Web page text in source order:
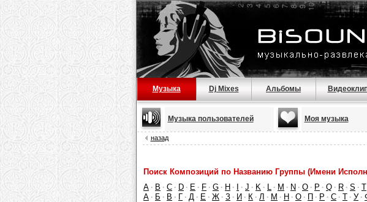
Музыка Dj Mixes Альбомы
Музыка пользователей Моя музыка
назад
Поиск Композиций по Названию Группы (Имени
A · B · C · D · E · F · G · H · · J · K · L · M · N · O · P · Q · R · S · T
А · Б · В · Г · Д · Е · Ж · З · И · К · Л · М · Н · О · П · Р · С · Т · У ·